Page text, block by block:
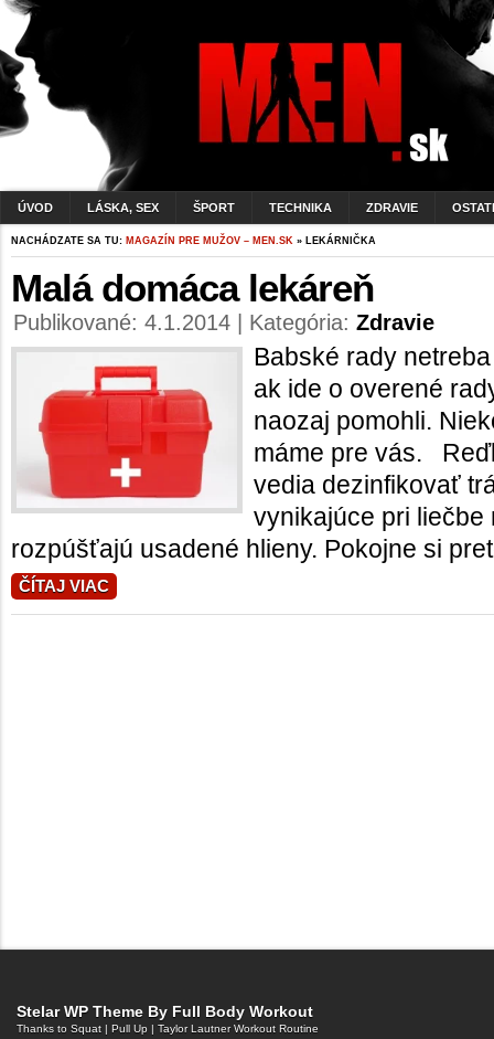
ÚVOD LÁSKA, SEX ŠPORT TECHNIKA ZDRAVIE
NACHÁDZATE SA TU: MAGAZÍN PRE MUŽOV – MEN.SK » LEKÁRNIČKA
Malá domáca lekáreň
Publikované: 4.1.2014 | Kategória: Zdravie
Babské rady
ak ide o overené
naozaj pomohli.
máme pre vás.
vedia dezinfikovať
vynikajúce pri liečbe
rozpúšťajú usadené hlieny. Pokojne si
ČÍTAJ VIAC
Stelar WP Theme By Full Body Workout
Thanks to Squat | Pull Up | Taylor Lautner Workout Routine